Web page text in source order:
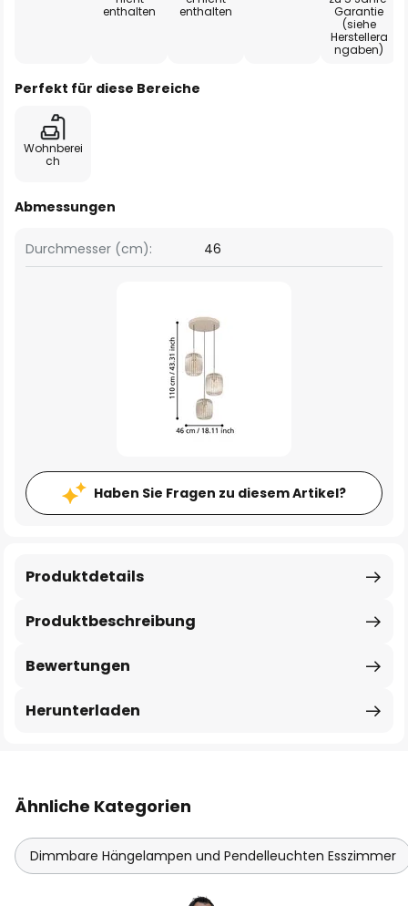
enthalten
enthalten
Garantie
(siehe
Herstellera
ngaben)
Perfekt für diese Bereiche
Wohnberei
ch
Abmessungen
Durchmesser (cm): 46
Haben Sie Fragen zu diesem Artikel?
Produktbeschreibung
Produktdetails
Bewertungen
Herunterladen
Ähnliche Kategorien
Dimmbare Hängelampen und Pendelleuchten Esszimmer